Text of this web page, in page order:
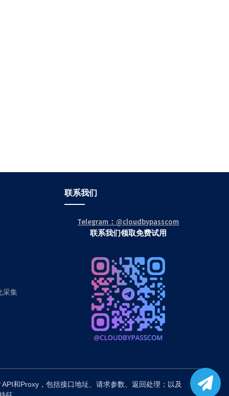
采集
联系我们
Telegram：@cloudbypasscom
联系我们领取免费试用
和Proxy，包括接口地址、请求参数、返回处理；以及